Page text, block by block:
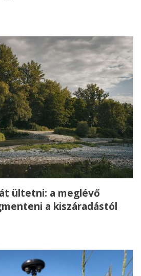
ültetni: a meglévő
a kiszáradástól